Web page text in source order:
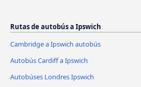
Rutas de autobús a Ipswich
Cambridge a Ipswich autobús
Autobús Cardiff a Ipswich
Autobúses Londres Ipswich